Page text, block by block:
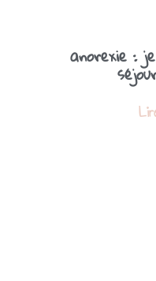
anorexie :